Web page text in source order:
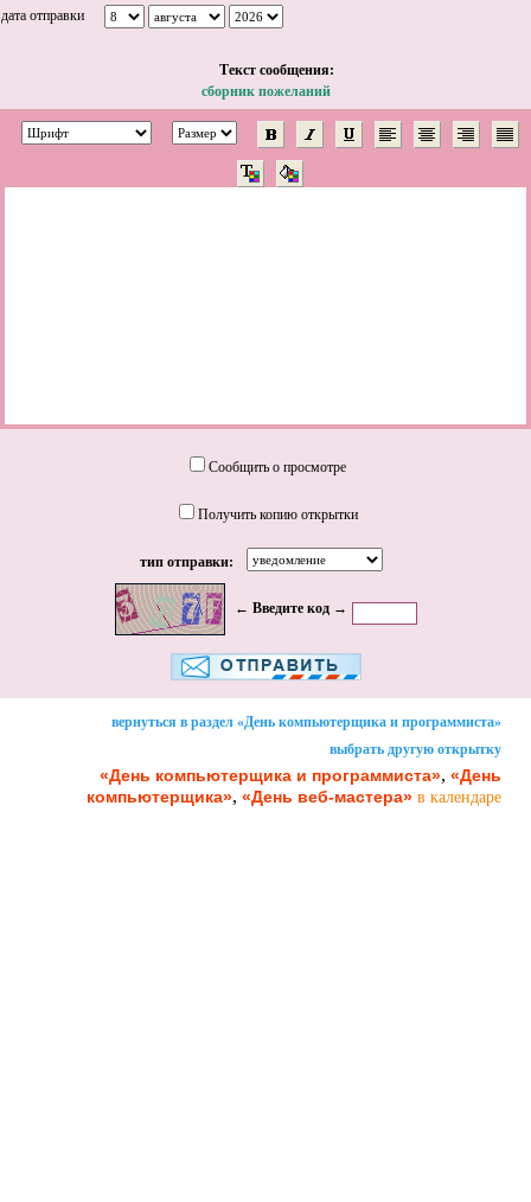
дата отправки
Tекст сообщения:
сборник пожеланий
Сообщить о просмотре
Получить копию открытки
тип отправки:
← Введите код →
вернуться в раздел «День компьютерщика и программиста»
выбрать другую открытку
«День компьютерщика и программиста», «День
компьютерщика», «День веб-мастера» в календаре